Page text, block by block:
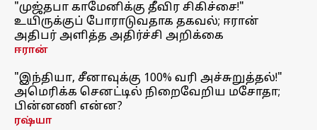
"முஜ்தபா காமேனிக்கு தீவிர சிகிச்சை!"
உயிருக்குப் போராடுவதாக தகவல்; ஈரான்
அதிபர் அளித்த அதிர்ச்சி அறிக்கை
ஈரான்
"இந்தியா, சீனாவுக்கு 100% வரி அச்சுறுத்தல்!"
அமெரிக்க செனட்டில் நிறைவேறிய மசோதா;
பின்னணி என்ன?
ரஷ்யா